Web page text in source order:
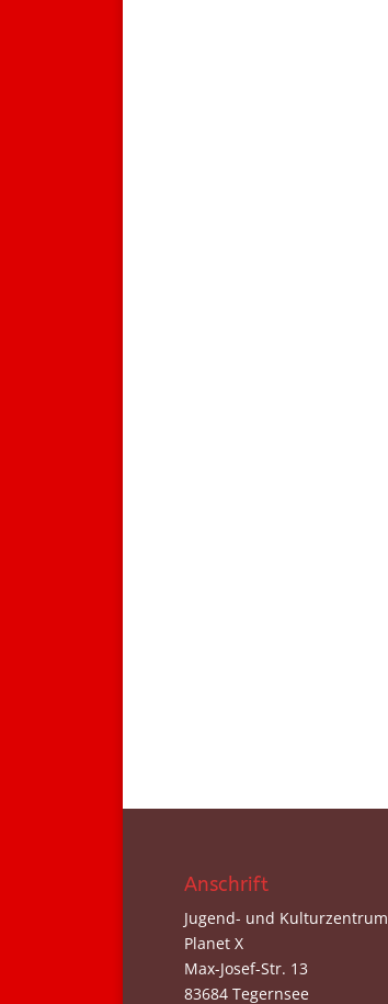
Anschrift
Jugend- und Kulturzentrum
Planet X
Max-Josef-Str. 13
83684 Tegernsee